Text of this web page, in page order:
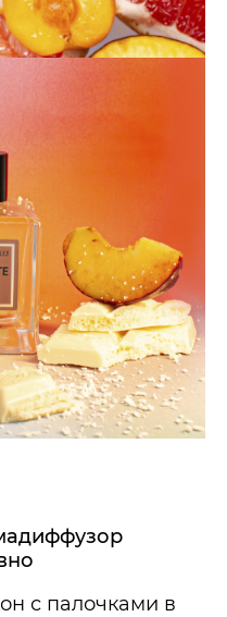
с палочками в